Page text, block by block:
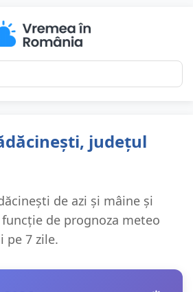
județul
de azi și mâine și
de prognoza meteo
pe 7 zile.